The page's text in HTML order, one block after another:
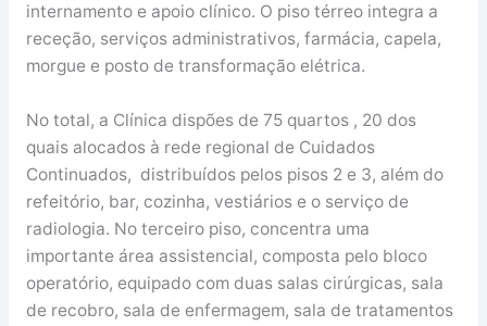
internamento e apoio clínico. O piso térreo integra a
receção, serviços administrativos, farmácia, capela,
morgue e posto de transformação elétrica.
No total, a Clínica dispões de 75 quartos , 20 dos
quais alocados à rede regional de Cuidados
Continuados, distribuídos pelos pisos 2 e 3, além do
refeitório, bar, cozinha, vestiários e o serviço de
radiologia. No terceiro piso, concentra uma
importante área assistencial, composta pelo bloco
operatório, equipado com duas salas cirúrgicas, sala
de recobro, sala de enfermagem, sala de tratamentos